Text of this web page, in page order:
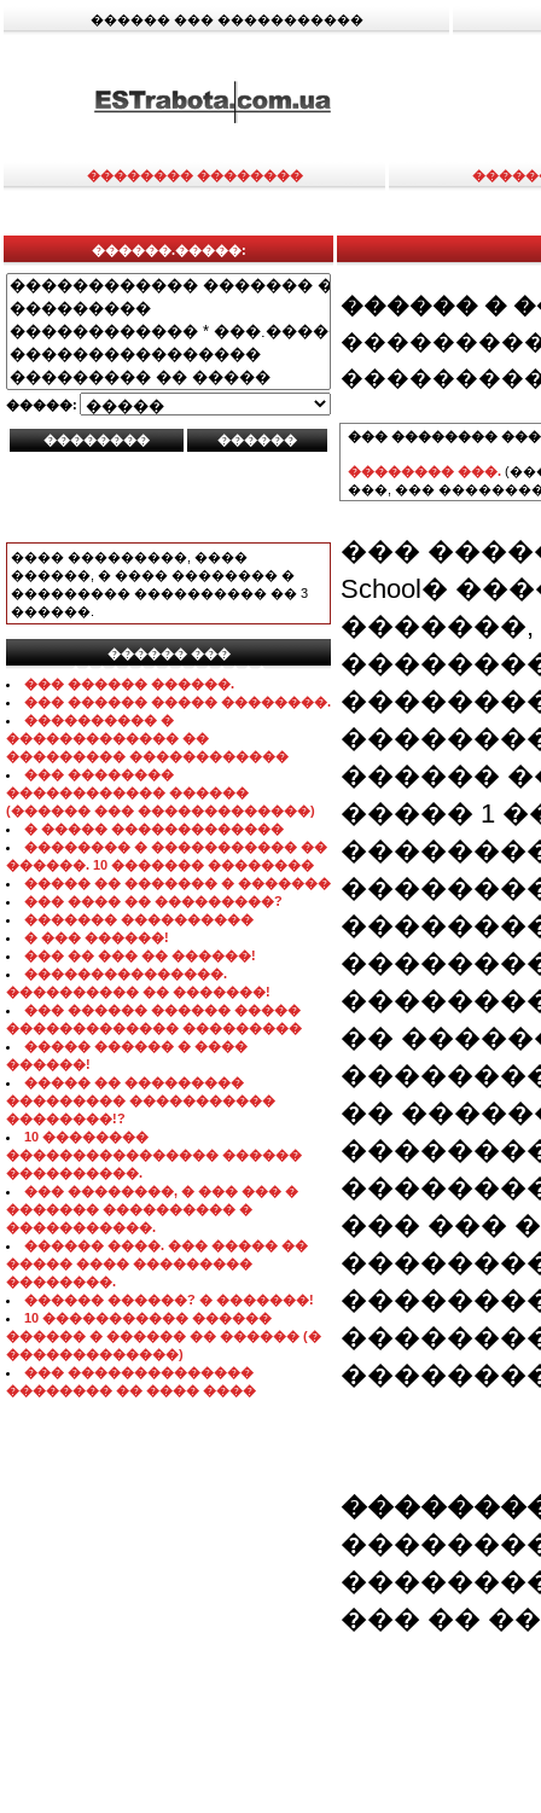
������ ��� �����������
�������� ��������
������.�����:
�����:
���� ���������, ����
������, � ���� �������� �
��������� ���������� �� 3
������.
������ ���
���������������
��� ������ ������.
��� ������ ����� ��������.
���������� �
������������� ��
��������� ������������
��� ��������
������������ ������
(������ ��� �������������)
� ����� �������������
�������� � ����������� ��
������. 10 ������� ��������
����� �� ������� � �������
��� ���� �� ���������?
������� ����������
� ��� ������!
��� �� ��� �� ������!
���������������.
���������� �� �������!
��� ������ ������ �����
������������� ���������
����� ������ � ����
������!
����� �� ���������
��������� �����������
��������!?
10 ��������
���������������� ������
����������.
��� ��������, � ��� ��� �
������� ���������� �
�����������.
������ ����. ��� ����� ��
����� ���� ���������
��������.
������ ������? � �������!
10 ����������� ������
������ � ������ �� ������ (�
�������������)
��� ��������������
�������� �� ���� ����
������ �
��� ��������
�������� ���.
���, ���
���
School�
������
����� 1
��
��
��� ���
��� ��